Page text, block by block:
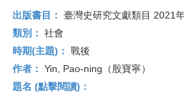
出版書目： 臺灣史研究文獻類目 2021
類別： 社會
時期(主題)： 戰後
作者： Yin, Pao-ning（殷寶寧）
題名 (點擊閱讀)：